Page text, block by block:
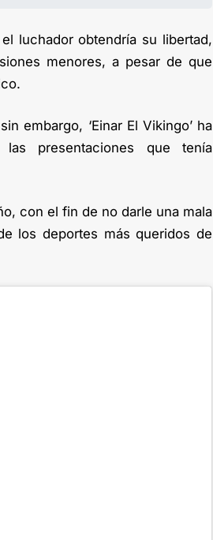
luchador obtendría su libertad,
menores, a pesar de que
embargo, ‘Einar El Vikingo’ ha
las presentaciones que tenía
con el fin de no darle una mala
los deportes más queridos de